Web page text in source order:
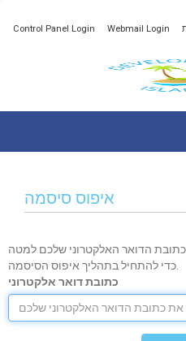
Control Panel Login Webmail Login
איפוס סיסמה
הדואר האלקטרוני שלכם למטה
כתובת דואר אלקטרוני